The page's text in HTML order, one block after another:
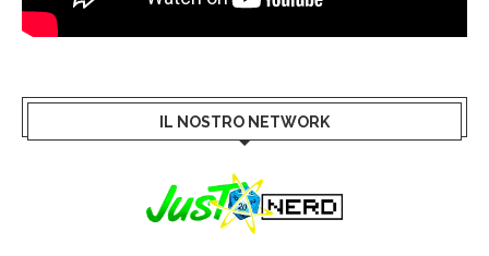
IL NOSTRO NETWORK